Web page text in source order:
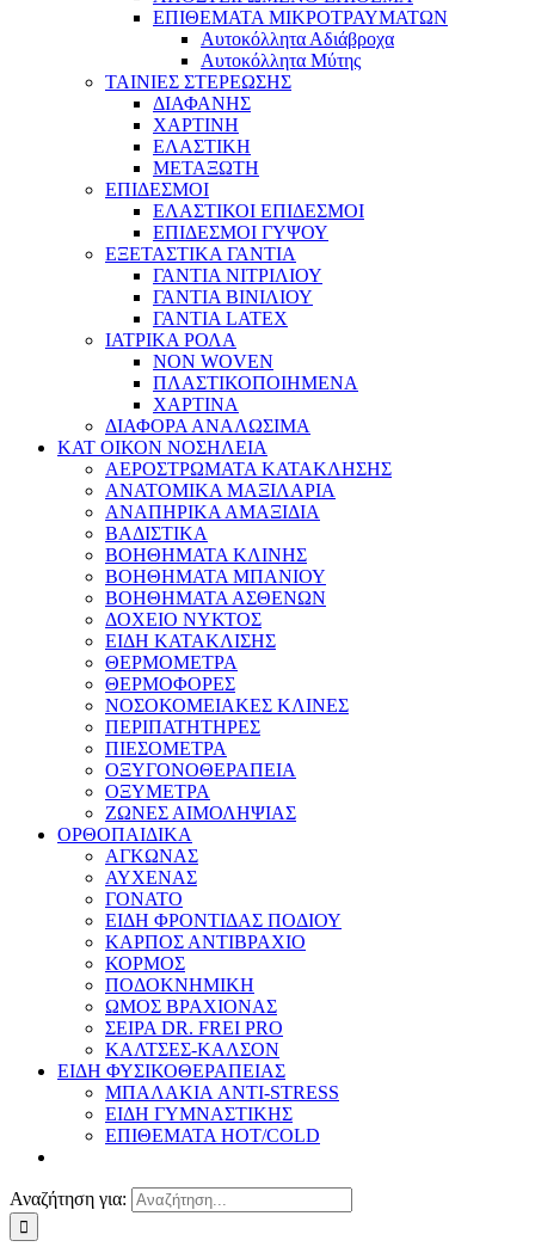
ΕΠΙΘΕΜΑΤΑ ΜΙΚΡΟΤΡΑΥΜΑΤΩΝ
Αυτοκόλλητα Αδιάβροχα
Αυτοκόλλητα Μύτης
ΤΑΙΝΙΕΣ ΣΤΕΡΕΩΣΗΣ
ΔΙΑΦΑΝΗΣ
ΧΑΡΤΙΝΗ
ΕΛΑΣΤΙΚΗ
ΜΕΤΑΞΩΤΗ
ΕΠΙΔΕΣΜΟΙ
ΕΛΑΣΤΙΚΟΙ ΕΠΙΔΕΣΜΟΙ
ΕΠΙΔΕΣΜΟΙ ΓΥΨΟΥ
ΕΞΕΤΑΣΤΙΚΑ ΓΑΝΤΙΑ
ΓΑΝΤΙΑ ΝΙΤΡΙΛΙΟΥ
ΓΑΝΤΙΑ ΒΙΝΙΛΙΟΥ
ΓΑΝΤΙΑ LATEX
ΙΑΤΡΙΚΑ ΡΟΛΑ
NON WOVEN
ΠΛΑΣΤΙΚΟΠΟΙΗΜΕΝΑ
ΧΑΡΤΙΝΑ
ΔΙΑΦΟΡΑ ΑΝΑΛΩΣΙΜΑ
ΚΑΤ ΟΙΚΟΝ ΝΟΣΗΛΕΙΑ
ΑΕΡΟΣΤΡΩΜΑΤΑ ΚΑΤΑΚΛΗΣΗΣ
ΑΝΑΤΟΜΙΚΑ ΜΑΞΙΛΑΡΙΑ
ΑΝΑΠΗΡΙΚΑ ΑΜΑΞΙΔΙΑ
ΒΑΔΙΣΤΙΚΑ
ΒΟΗΘΗΜΑΤΑ ΚΛΙΝΗΣ
ΒΟΗΘΗΜΑΤΑ ΜΠΑΝΙΟΥ
ΒΟΗΘΗΜΑΤΑ ΑΣΘΕΝΩΝ
ΔΟΧΕΙΟ ΝΥΚΤΟΣ
ΕΙΔΗ ΚΑΤΑΚΛΙΣΗΣ
ΘΕΡΜΟΜΕΤΡΑ
ΘΕΡΜΟΦΟΡΕΣ
ΝΟΣΟΚΟΜΕΙΑΚΕΣ ΚΛΙΝΕΣ
ΠΕΡΙΠΑΤΗΤΗΡΕΣ
ΠΙΕΣΟΜΕΤΡΑ
ΟΞΥΓΟΝΟΘΕΡΑΠΕΙΑ
ΟΞΥΜΕΤΡΑ
ΖΩΝΕΣ ΑΙΜΟΛΗΨΙΑΣ
ΟΡΘΟΠΑΙΔΙΚΑ
ΑΓΚΩΝΑΣ
ΑΥΧΕΝΑΣ
ΓΟΝΑΤΟ
ΕΙΔΗ ΦΡΟΝΤΙΔΑΣ ΠΟΔΙΟΥ
ΚΑΡΠΟΣ ΑΝΤΙΒΡΑΧΙΟ
ΚΟΡΜΟΣ
ΠΟΔΟΚΝΗΜΙΚΗ
ΩΜΟΣ ΒΡΑΧΙΟΝΑΣ
ΣΕΙΡΑ DR. FREI PRO
ΚΑΛΤΣΕΣ-ΚΑΛΣΟΝ
ΕΙΔΗ ΦΥΣΙΚΟΘΕΡΑΠΕΙΑΣ
ΜΠΑΛΑΚΙΑ ANTI-STRESS
ΕΙΔΗ ΓΥΜΝΑΣΤΙΚΗΣ
ΕΠΙΘΕΜΑΤΑ HOT/COLD
Αναζήτηση για: